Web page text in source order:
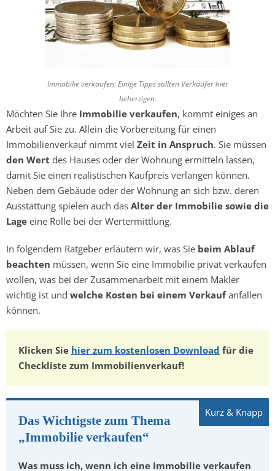
Immobilie verkaufen: Einige Tipps sollten Verkäufer hier
beherzigen.
Möchten Sie Ihre Immobilie verkaufen, kommt einiges an
Arbeit auf Sie zu. Allein die Vorbereitung für einen
Immobilienverkauf nimmt viel Zeit in Anspruch. Sie müssen
den Wert des Hauses oder der Wohnung ermitteln lassen,
damit Sie einen realistischen Kaufpreis verlangen können.
Neben dem Gebäude oder der Wohnung an sich bzw. deren
Ausstattung spielen auch das Alter der Immobilie sowie die
Lage eine Rolle bei der Wertermittlung.
In folgendem Ratgeber erläutern wir, was Sie beim Ablauf
beachten müssen, wenn Sie eine Immobilie privat verkaufen
wollen, was bei der Zusammenarbeit mit einem Makler
wichtig ist und welche Kosten bei einem Verkaufanfallen
können.
Klicken Sie hier zum kostenlosen Download für die
Checkliste zum Immobilienverkauf!
Das Wichtigste zum Thema
„Immobilie verkaufen“
Was muss ich, wenn ich eine Immobilie verkaufen